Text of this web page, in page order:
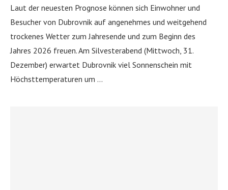
Laut der neuesten Prognose können sich Einwohner und
Besucher von Dubrovnik auf angenehmes und weitgehend
trockenes Wetter zum Jahresende und zum Beginn des
Jahres 2026 freuen. Am Silvesterabend (Mittwoch, 31.
Dezember) erwartet Dubrovnik viel Sonnenschein mit
Höchsttemperaturen um …